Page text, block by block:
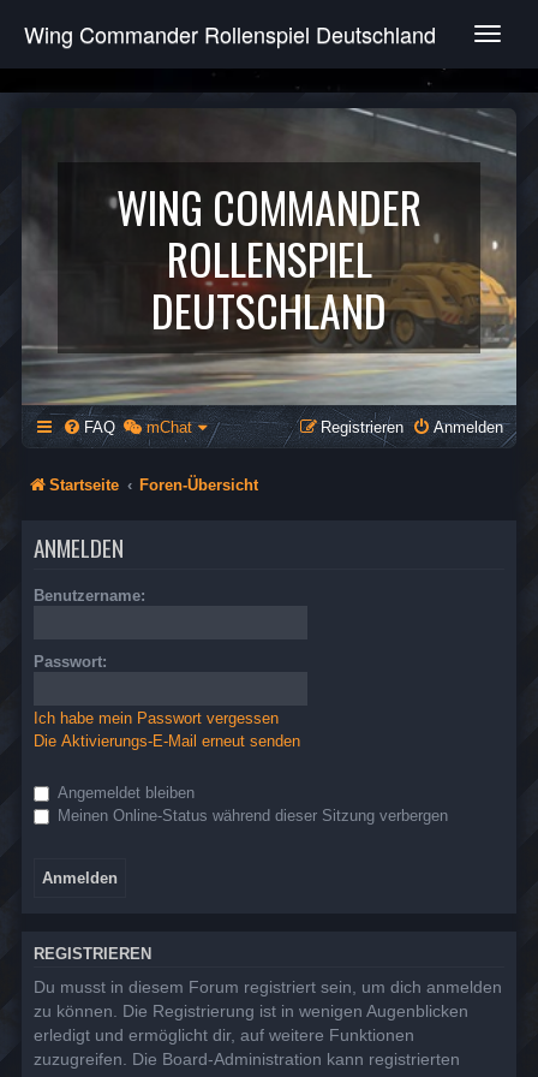
T
g
e
v
g
a
t
i
o
n
Wing Commander Rollenspiel Deutschland
WING COMMANDER
ROLLENSPIEL
DEUTSCHLAND
FAQ mChat Anmelden
Registrieren
Startseite Foren-Übersicht
ANMELDEN
Benutzername:
Passwort:
Ich habe mein Passwort vergessen
Die Aktivierungs-E-Mail erneut senden
Angemeldet bleiben
Meinen Online-Status während dieser Sitzung verbergen
REGISTRIEREN
Du musst in diesem Forum registriert sein, um dich anmelden
zu können. Die Registrierung ist in wenigen Augenblicken
erledigt und ermöglicht dir, auf weitere Funktionen
zuzugreifen. Die Board-Administration kann registrierten